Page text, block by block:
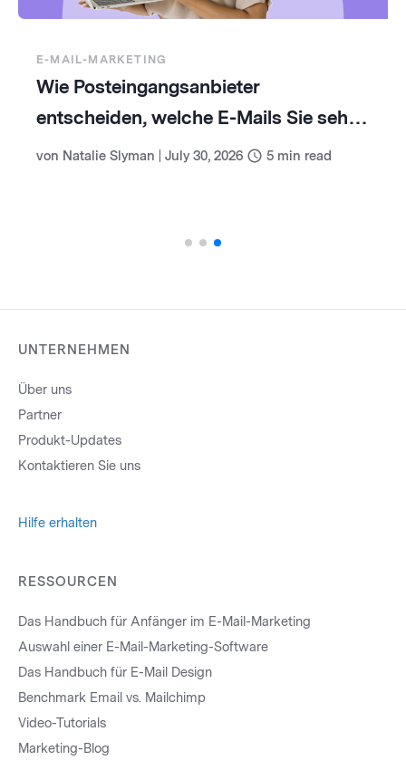
E-MAIL-MARKETING
Wie Posteingangsanbieter
entscheiden, welche E-Mails Sie sehen
(und wie Sie damit umgehen)
von Natalie Slyman July 30, 2026 5 min read
UNTERNEHMEN
Über uns
Partner
Produkt-Updates
Kontaktieren Sie uns
Hilfe erhalten
RESSOURCEN
Das Handbuch für Anfänger im E-Mail-Marketing
Auswahl einer E-Mail-Marketing-Software
Das Handbuch für E-Mail Design
Benchmark Email vs. Mailchimp
Video-Tutorials
Marketing-Blog